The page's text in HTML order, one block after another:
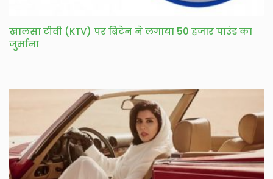
खालसा टीवी (KTV) पर ब्रिटेन ने लगाया 50 हजार पाउंड का
जुर्माना